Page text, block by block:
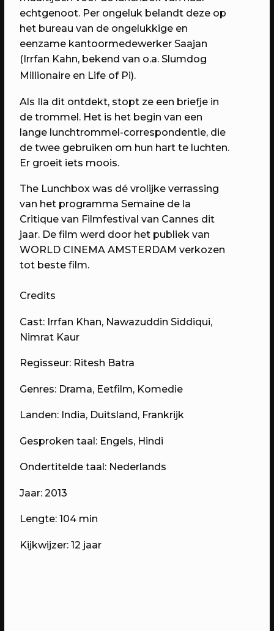
6 jaar RAUM: Vier je mee?
Een avond vol verrassingen met het
beste van RAUM
23/04/2023
WEKEA: Grote Huisraad Veiling
Scoor en verkoop toffe spullen op de
Grote Huisraad Veiling met Emmaus
30/04/2023
WEKEA: Huisfeest met Kapitaal
Met muziek van Stranded.fm,
GigaSjoelen & nog veel meer.
echtgenoot. Per ongeluk belandt deze op
het bureau van de ongelukkige en
eenzame kantoormedewerker Saajan
(Irrfan Kahn, bekend van o.a. Slumdog
Millionaire en Life of Pi).
Als Ila dit ontdekt, stopt ze een briefje in
de trommel. Het is het begin van een
lange lunchtrommel-correspondentie, die
de twee gebruiken om hun hart te luchten.
Er groeit iets moois.
The Lunchbox was dé vrolijke verrassing
van het programma Semaine de la
Critique van Filmfestival van Cannes dit
jaar. De film werd door het publiek van
WORLD CINEMA AMSTERDAM verkozen
tot beste film.
Credits
Cast: Irrfan Khan, Nawazuddin Siddiqui,
Nimrat Kaur
Regisseur: Ritesh Batra
Genres: Drama, Eetfilm, Komedie
Landen: India, Duitsland, Frankrijk
Gesproken taal: Engels, Hindi
Ondertitelde taal: Nederlands
Jaar: 2013
Lengte: 104 min
Kijkwijzer: 12 jaar